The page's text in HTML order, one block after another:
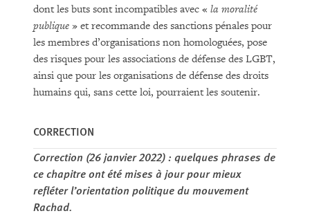
dont les buts sont incompatibles avec « la moralité
publique » et recommande des sanctions pénales pour
les membres d’organisations non homologuées, pose
des risques pour les associations de défense des LGBT,
ainsi que pour les organisations de défense des droits
humains qui, sans cette loi, pourraient les soutenir.
CORRECTION
Correction (26 janvier 2022) : quelques phrases de
ce chapitre ont été mises à jour pour mieux
refléter l’orientation politique du mouvement
Rachad.